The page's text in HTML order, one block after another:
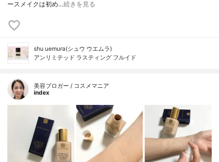
ースメイクは初め…続きを見る
shu uemura(シュウ ウエムラ)
アンリミテッド ラスティング フルイド
美容ブロガー / コスメマニア
index